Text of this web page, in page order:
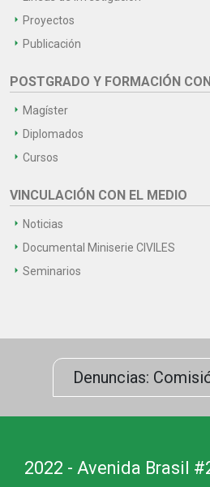
Proyectos
Publicación
POSTGRADO Y FORMACIÓN
Magíster
Diplomados
Cursos
VINCULACIÓN CON EL MEDIO
Noticias
Documental Miniserie CIVILES
Seminarios
Denuncias:
2022 - Avenida Brasil